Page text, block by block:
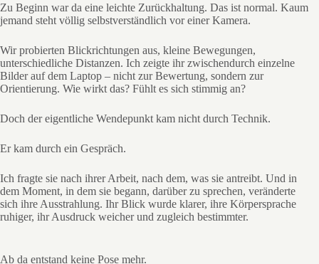
Zu Beginn war da eine leichte Zurückhaltung. Das ist normal. Kaum
jemand steht völlig selbstverständlich vor einer Kamera.
Wir probierten Blickrichtungen aus, kleine Bewegungen,
unterschiedliche Distanzen. Ich zeigte ihr zwischendurch einzelne
Bilder auf dem Laptop – nicht zur Bewertung, sondern zur
Orientierung. Wie wirkt das? Fühlt es sich stimmig an?
Doch der eigentliche Wendepunkt kam nicht durch Technik.
Er kam durch ein Gespräch.
Ich fragte sie nach ihrer Arbeit, nach dem, was sie antreibt. Und in
dem Moment, in dem sie begann, darüber zu sprechen, veränderte
sich ihre Ausstrahlung. Ihr Blick wurde klarer, ihre Körpersprache
ruhiger, ihr Ausdruck weicher und zugleich bestimmter.
Ab da entstand keine Pose mehr.